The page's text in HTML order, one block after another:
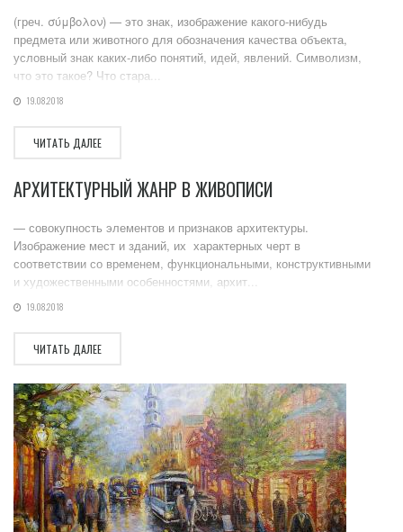
(греч. σύμβολον) — это знак, изображение какого-нибудь
предмета или животного для обозначения качества объекта,
условный знак каких-либо понятий, идей, явлений. Символизм,
что это такое? Что стара...
19.08.2018
ЧИТАТЬ ДАЛЕЕ
АРХИТЕКТУРНЫЙ ЖАНР В ЖИВОПИСИ
— совокупность элементов и признаков архитектуры.
Изображение мест и зданий, их характерных черт в
соответствии со временем, функциональными, конструктивными
и художественными особенностями, архит...
19.08.2018
ЧИТАТЬ ДАЛЕЕ